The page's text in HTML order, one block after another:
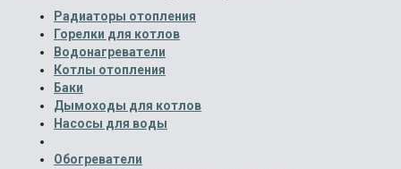
Радиаторы отопления
Горелки для котлов
Водонагреватели
Котлы отопления
Баки
Дымоходы для котлов
Насосы для воды
Обогреватели